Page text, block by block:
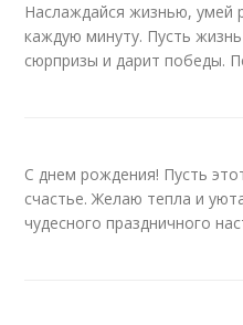
Наслаждайся жизнью, умей
каждую минуту. Пусть
сюрпризы и дарит победы.
С днем рождения! Пусть
счастье. Желаю тепла и
чудесного праздничного